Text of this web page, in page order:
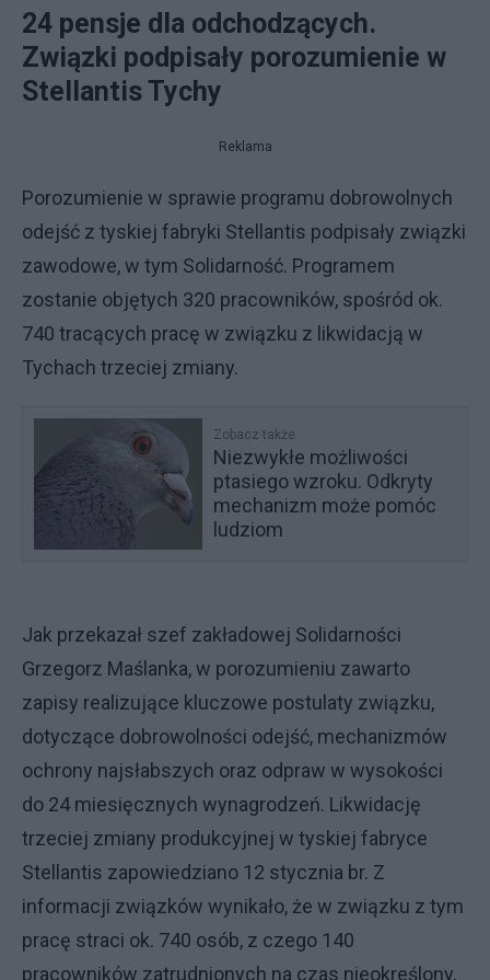
24 pensje dla odchodzących.
Związki podpisały porozumienie w
Stellantis Tychy
Reklama
Porozumienie w sprawie programu dobrowolnych
odejść z tyskiej fabryki Stellantis podpisały związki
zawodowe, w tym Solidarność. Programem
zostanie objętych 320 pracowników, spośród ok.
740 tracących pracę w związku z likwidacją w
Tychach trzeciej zmiany.
Zobacz także
Niezwykłe możliwości
ptasiego wzroku. Odkryty
mechanizm może pomóc
ludziom
Jak przekazał szef zakładowej Solidarności
Grzegorz Maślanka, w porozumieniu zawarto
zapisy realizujące kluczowe postulaty związku,
dotyczące dobrowolności odejść, mechanizmów
ochrony najsłabszych oraz odpraw w wysokości
do 24 miesięcznych wynagrodzeń. Likwidację
trzeciej zmiany produkcyjnej w tyskiej fabryce
Stellantis zapowiedziano 12 stycznia br. Z
informacji związków wynikało, że w związku z tym
pracę straci ok. 740 osób, z czego 140
pracowników zatrudnionych na czas nieokreślony,